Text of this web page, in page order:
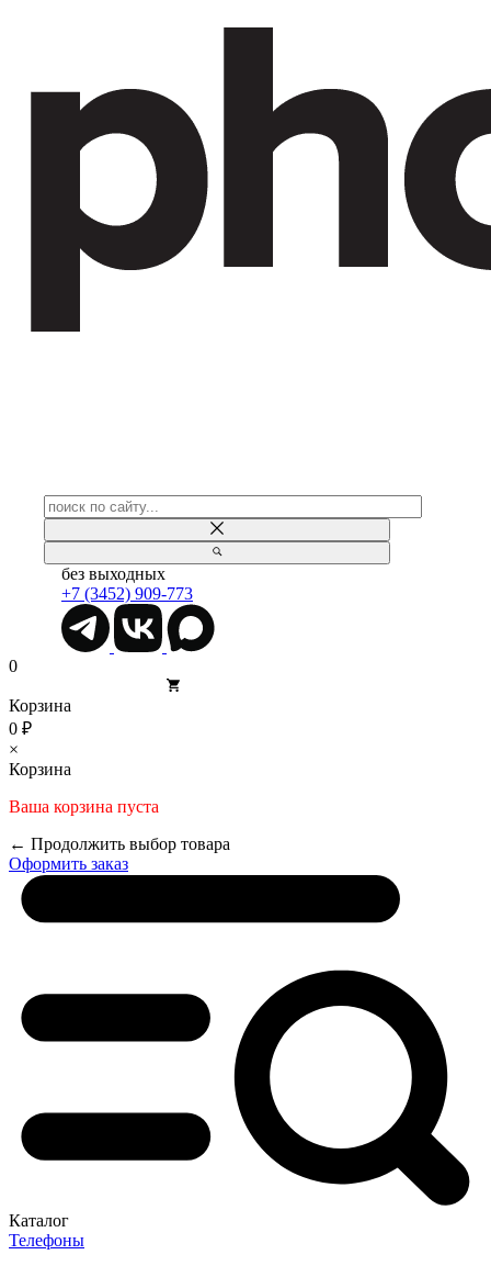
без выходных
+7 (3452) 909-773
0
Корзина
0 ₽
×
Корзина
Ваша корзина пуста
← Продолжить выбор товара
Оформить заказ
Каталог
Телефоны